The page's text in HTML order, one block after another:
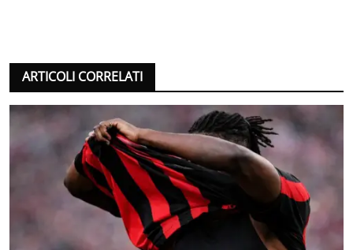
ARTICOLI CORRELATI